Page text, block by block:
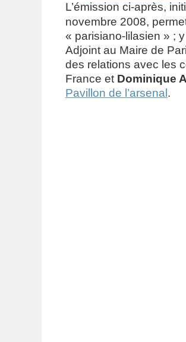
L’émission ci-après,
novembre 2008,
« parisiano-lilasien » ;
Adjoint au Maire de
des relations avec les
France et Dominique
Pavillon de l’arsenal .